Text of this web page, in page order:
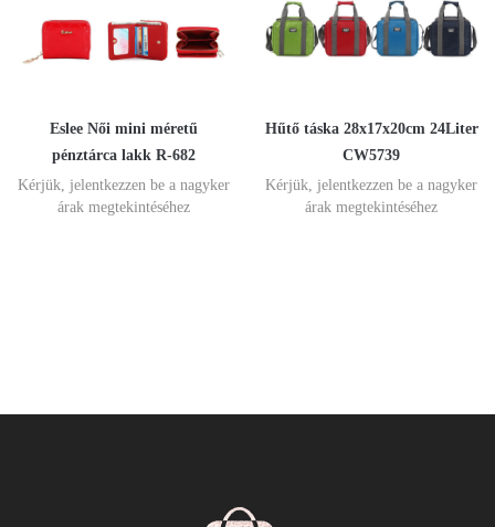
Eslee Női mini méretű
pénztárca lakk R-682
Kérjük, jelentkezzen be a nagyker
árak megtekintéséhez
Hűtő táska 28x17x20cm 24Liter
CW5739
Kérjük, jelentkezzen be a nagyker
árak megtekintéséhez